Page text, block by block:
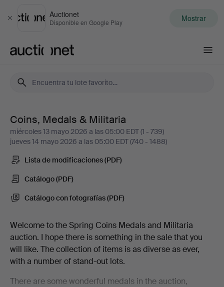
Cerrar
Auctionet
Disponible en Google Play Mostrar
Coins,
Medals
Militaria
Libros,
mapas
Coins, Medals & Militaria
miércoles 13 mayo 2026 a las 05:00 EDT (1 - 739)
jueves 14 mayo 2026 a las 05:00 EDT (740 - 1488)
Lista de modificaciones (PDF)
Catálogo (PDF)
Catálogo con fotografías (PDF)
Welcome to the Spring Coins Medals and Militaria
auction. I hope there is something in the sale that you
will like. The collection of items is as diverse as ever,
with a number of stand-out lots.
There are some wonderful medals in the auction,